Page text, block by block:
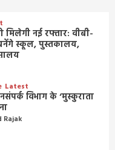
मिलेगी नई रफ्तार: वीबी-
बनेंगे स्कूल, पुस्तकालय,
Latest
विभाग के ‘मुस्कुराता
Rajak